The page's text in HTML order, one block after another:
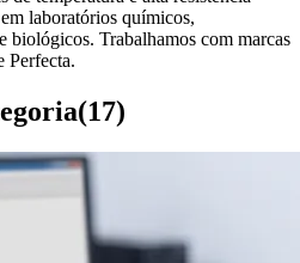
laboratórios químicos,
biológicos. Trabalhamos com marcas
Perfecta.
(17)